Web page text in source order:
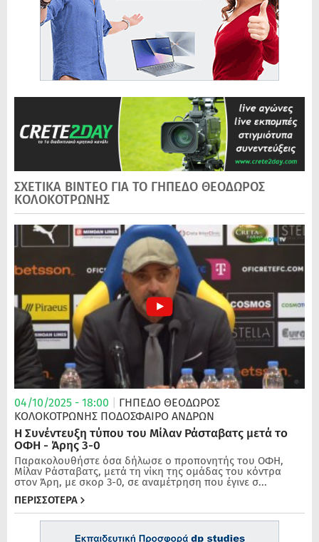
ΣΧΕΤΙΚΑ ΒΙΝΤΕΟ ΓΙΑ ΤΟ ΓΗΠΕΔΟ ΘΕΟΔΩΡΟΣ
ΚΟΛΟΚΟΤΡΩΝΗΣ
04/10/2025 - 18:00
ΓΗΠΕΔΟ ΘΕΟΔΩΡΟΣ
ΚΟΛΟΚΟΤΡΩΝΗΣ ΠΟΔΌΣΦΑΙΡΟ ΑΝΔΡΏΝ
Η Συνέντευξη τύπου του Μίλαν Ράσταβατς μετά το
ΟΦΗ - Άρης 3-0
Παρακολουθήστε όσα δήλωσε ο προπονητής του ΟΦΗ,
Μίλαν Ράσταβατς, μετά τη νίκη της ομάδας του κόντρα
στον Άρη, με σκορ 3-0, σε αναμέτρηση που έγινε σ...
ΠΕΡΙΣΣΟΤΕΡΑ